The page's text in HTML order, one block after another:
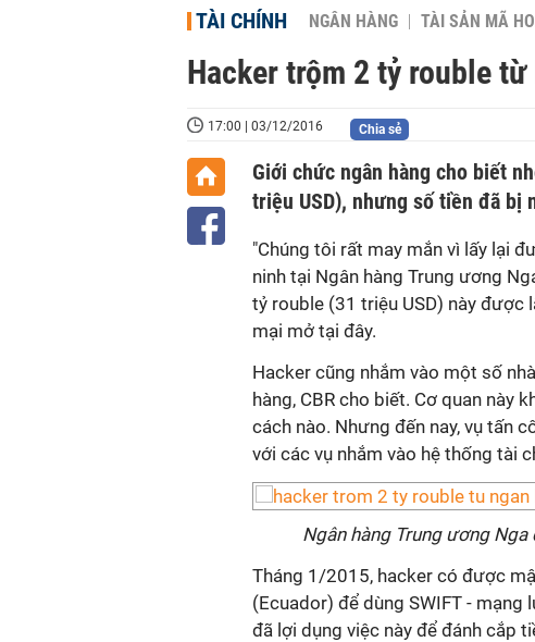
TÀI CHÍNH NGÂN HÀNG TÀI SẢN MÃ
Hacker trộm 2 tỷ rouble
17:00 | 03/12/2016 Chia sẻ
Giới chức ngân hàng cho biết
triệu USD), nhưng số tiền đã bị
"Chúng tôi rất may mắn vì lấy lại
ninh tại Ngân hàng Trung ương
tỷ rouble (31 triệu USD) này được
mại mở tại đây.
Hacker cũng nhắm vào một số
hàng, CBR cho biết. Cơ quan này
cách nào. Nhưng đến nay, vụ tấn
với các vụ nhắm vào hệ thống tài
Ngân hàng Trung ương Nga
Tháng 1/2015, hacker có được
(Ecuador) để dùng SWIFT - mạng
đã lợi dụng việc này để đánh cắp